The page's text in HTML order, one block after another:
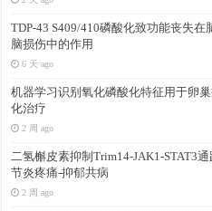
TDP-43 S409/410磷酸化致功能丧失在
脑损伤中的作用
6 天 ago
机器学习识别氧化磷酸化特征用于卵
化治疗
2 周 ago
二氢槲皮素抑制Trim14-JAK1-STAT3
节炎疼痛-抑郁共病
2 周 ago